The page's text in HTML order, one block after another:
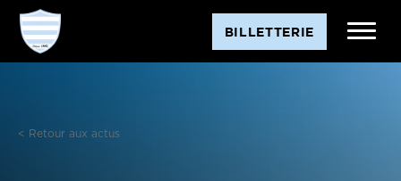
Aller
contenu
BILLETTERIE
< Retour aux actus